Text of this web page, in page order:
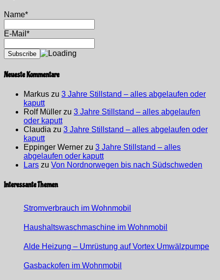
Name*
E-Mail*
Neueste Kommentare
Markus zu 3 Jahre Stillstand – alles abgelaufen oder
kaputt
Rolf Müller zu 3 Jahre Stillstand – alles abgelaufen
oder kaputt
Claudia zu 3 Jahre Stillstand – alles abgelaufen oder
kaputt
Eppinger Werner zu 3 Jahre Stillstand – alles
abgelaufen oder kaputt
Lars zu Von Nordnorwegen bis nach Südschweden
Interessante Themen
Stromverbrauch im Wohnmobil
Haushaltswaschmaschine im Wohnmobil
Alde Heizung – Umrüstung auf Vortex Umwälzpumpe
Gasbackofen im Wohnmobil